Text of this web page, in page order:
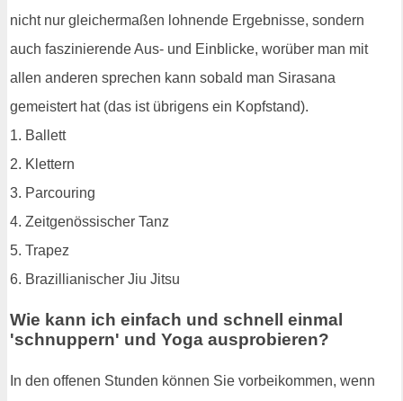
nicht nur gleichermaßen lohnende Ergebnisse, sondern
auch faszinierende Aus- und Einblicke, worüber man mit
allen anderen sprechen kann sobald man Sirasana
gemeistert hat (das ist übrigens ein Kopfstand).
1. Ballett
2. Klettern
3. Parcouring
4. Zeitgenössischer Tanz
5. Trapez
6. Brazillianischer Jiu Jitsu
Wie kann ich einfach und schnell einmal
'schnuppern' und Yoga ausprobieren?
In den offenen Stunden können Sie vorbeikommen, wenn